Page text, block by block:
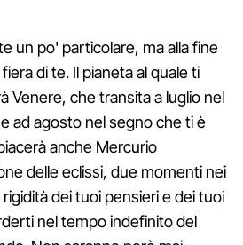
un po' particolare, ma alla fine
di te. Il pianeta al quale ti
Venere, che transita a luglio nel
ad agosto nel segno che ti è
anche Mercurio
delle eclissi, due momenti nei
dei tuoi pensieri e dei tuoi
nel tempo indefinito del